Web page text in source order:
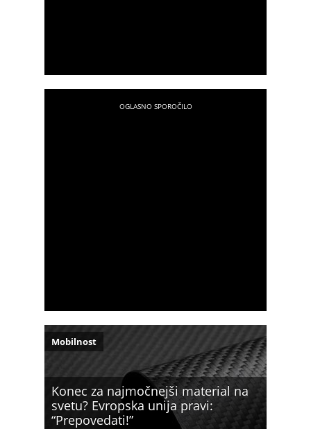
Konec za najmočnejši material na
svetu? Evropska unija pravi:
“Prepovedati!”
Mobilnost